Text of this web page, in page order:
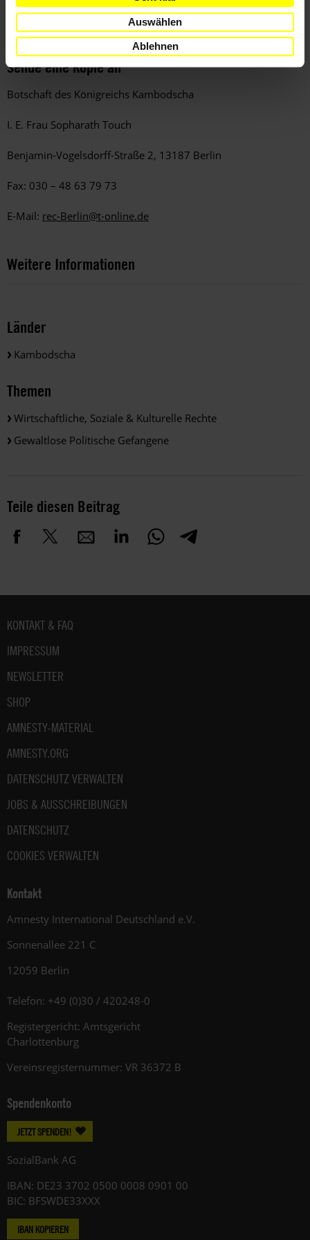
Auswählen
Ablehnen
Phnom Penh, KAMBODSCHA
Sende eine Kopie an
Botschaft des Königreichs Kambodscha
I. E. Frau Sopharath Touch
Benjamin-Vogelsdorff-Straße 2, 13187 Berlin
Fax: 030 – 48 63 79 73
E-Mail: rec-Berlin@t-online.de
Weitere Informationen
Länder
Kambodscha
Themen
Wirtschaftliche, Soziale & Kulturelle Rechte
Gewaltlose Politische Gefangene
Teile diesen Beitrag
Fußbereich
KONTAKT & FAQ
IMPRESSUM
NEWSLETTER
SHOP
AMNESTY-MATERIAL
AMNESTY.ORG
DATENSCHUTZ VERWALTEN
JOBS & AUSSCHREIBUNGEN
DATENSCHUTZ
COOKIES VERWALTEN
Kontakt
Amnesty International Deutschland e.V.
Sonnenallee 221 C
12059 Berlin
Telefon: +49 (0)30 / 420248-0
Registergericht: Amtsgericht
Charlottenburg
Vereinsregisternummer: VR 36372 B
Spendenkonto
JETZT SPENDEN!
SozialBank AG
IBAN: DE23 3702 0500 0008 0901 00
BIC: BFSWDE33XXX
IBAN KOPIEREN